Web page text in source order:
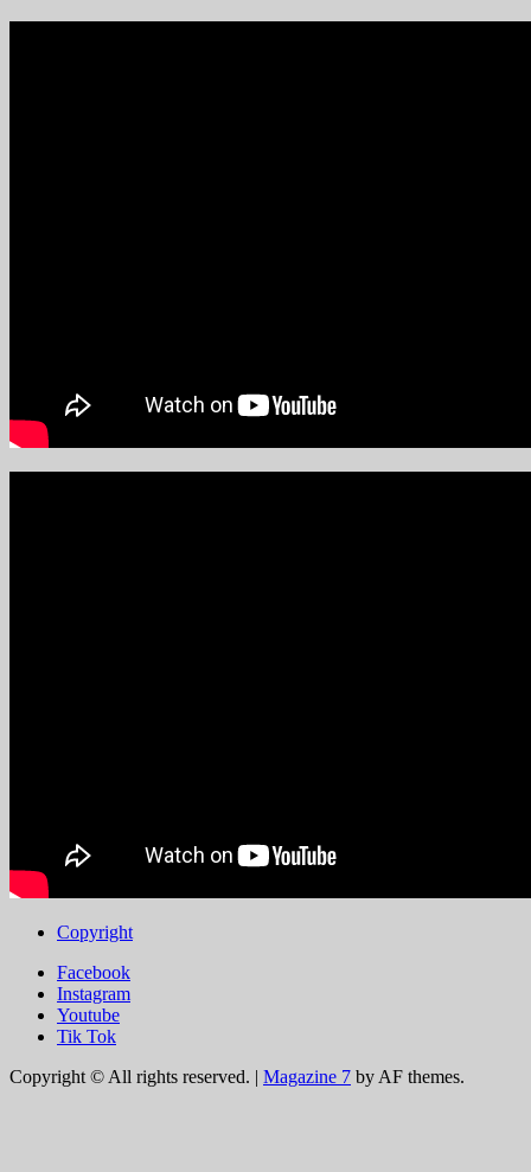
Copyright
Facebook
Instagram
Youtube
Tik Tok
Copyright © All rights reserved. | Magazine 7 by AF themes.